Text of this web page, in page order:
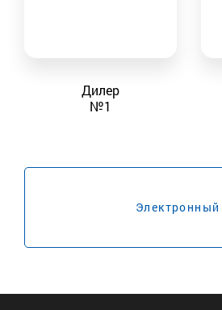
Дилер
№1
Электронный